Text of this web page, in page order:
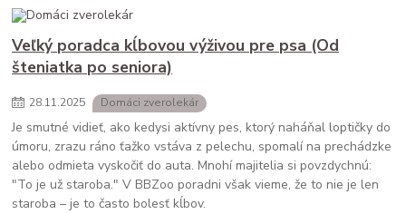
Veľký poradca kĺbovou výživou pre psa (Od
šteniatka po seniora)
28.11.2025 Domáci zverolekár
Je smutné vidieť, ako kedysi aktívny pes, ktorý naháňal loptičky do
úmoru, zrazu ráno ťažko vstáva z pelechu, spomalí na prechádzke
alebo odmieta vyskočiť do auta. Mnohí majitelia si povzdychnú:
"To je už staroba." V BBZoo poradni však vieme, že to nie je len
staroba – je to často bolesť kĺbov.